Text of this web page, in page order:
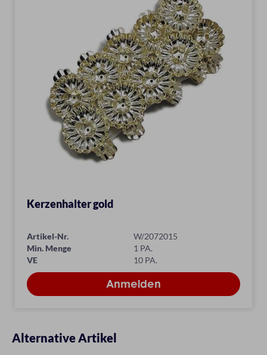
Kerzenhalter gold
Artikel-Nr.
W/2072015
Min. Menge
1 PA.
VE
10 PA.
Alternative Artikel